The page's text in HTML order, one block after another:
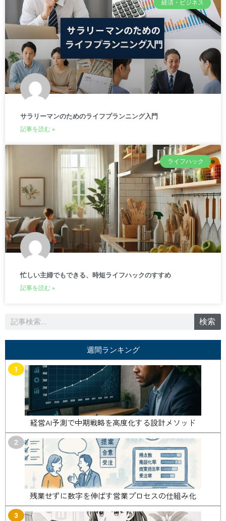
経済・ビジネス
サラリーマンのためのライフプランニング入門
記事を読む »
ライフハック
忙しい主婦でもできる、時短ライフハックのすすめ
記事を読む »
検
検索
週間ランキング
1
経営AI予測で中期戦略を高度化する設計メソッド
2
残業せずに数字を伸ばす営業プロセスの仕組み化
3